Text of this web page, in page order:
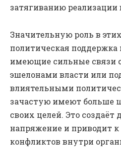
затягиванию
Значительную роль в
политическая поддержка
имеющие сильные связи
эшелонами власти или
влиятельными
зачастую имеют больше
своих целей. Это создаёт
напряжение и приводит
конфликтов внутри